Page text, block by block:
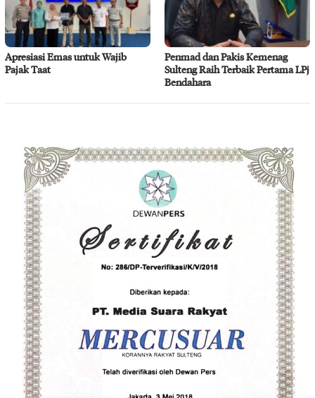
Apresiasi Emas untuk Wajib
Pajak Taat
Penmad dan Pakis Kemenag
Sulteng Raih Terbaik Pertama LPj
Bendahara